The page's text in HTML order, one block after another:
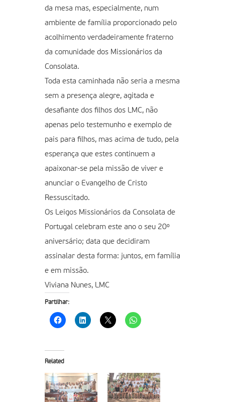
da mesa mas, especialmente, num
ambiente de família proporcionado pelo
acolhimento verdadeiramente fraterno
da comunidade dos Missionários da
Consolata.
Toda esta caminhada não seria a mesma
sem a presença alegre, agitada e
desafiante dos filhos dos LMC, não
apenas pelo testemunho e exemplo de
pais para filhos, mas acima de tudo, pela
esperança que estes continuem a
apaixonar-se pela missão de viver e
anunciar o Evangelho de Cristo
Ressuscitado.
Os Leigos Missionários da Consolata de
Portugal celebram este ano o seu 20º
aniversário; data que decidiram
assinalar desta forma: juntos, em família
e em missão.
Viviana Nunes, LMC
Partilhar:
Related